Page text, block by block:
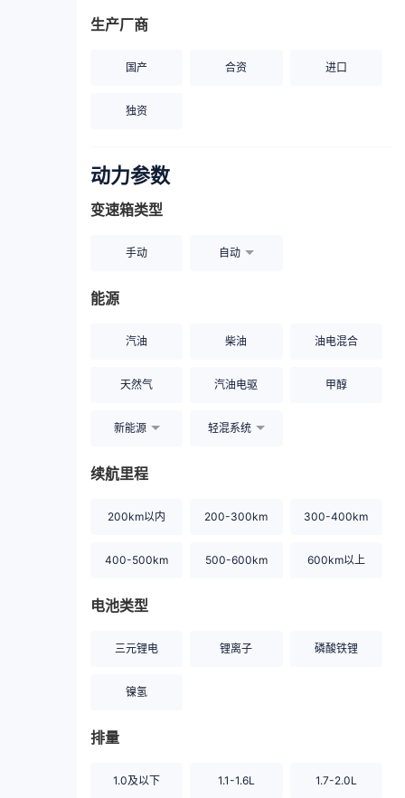
生产厂商
国产 合资 进口
独资
动力参数
变速箱类型
手动 自动
能源
汽油 柴油 油电混合
天然气 汽油电驱 甲醇
新能源 轻混系统
续航里程
200km以内 200-300km 300-400km
400-500km 500-600km 600km以上
电池类型
三元锂电 锂离子 磷酸铁锂
镍氢
排量
1.0及以下 1.1-1.6L 1.7-2.0L